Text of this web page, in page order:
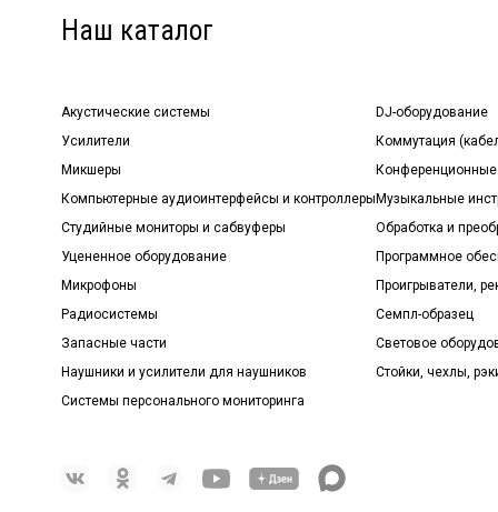
Наш каталог
Акустические системы
Усилители
Микшеры
Компьютерные аудиоинтерфейсы и контроллеры
Студийные мониторы и сабвуферы
Уцененное оборудование
Микрофоны
Радиосистемы
Запасные части
Наушники и усилители для наушников
Системы персонального мониторинга
DJ-оборудование
Коммутация
Музыкальные
Обработка и
Программное
Проигрыватели,
Семпл-образец
Световое
Стойки, чехлы,